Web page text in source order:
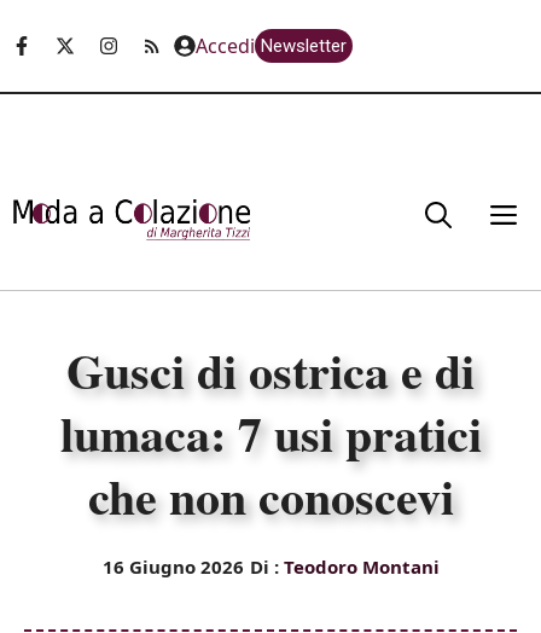
Accedi Newsletter
Gusci di ostrica e di
lumaca: 7 usi pratici
che non conoscevi
16 Giugno 2026 Di : Teodoro Montani